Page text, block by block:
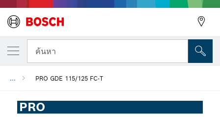
ค้นหา
... PRO GDE 115/125 FC-T
PRO